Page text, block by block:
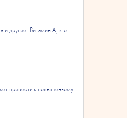
и другие. Витамин А, кто
привести к повышенному